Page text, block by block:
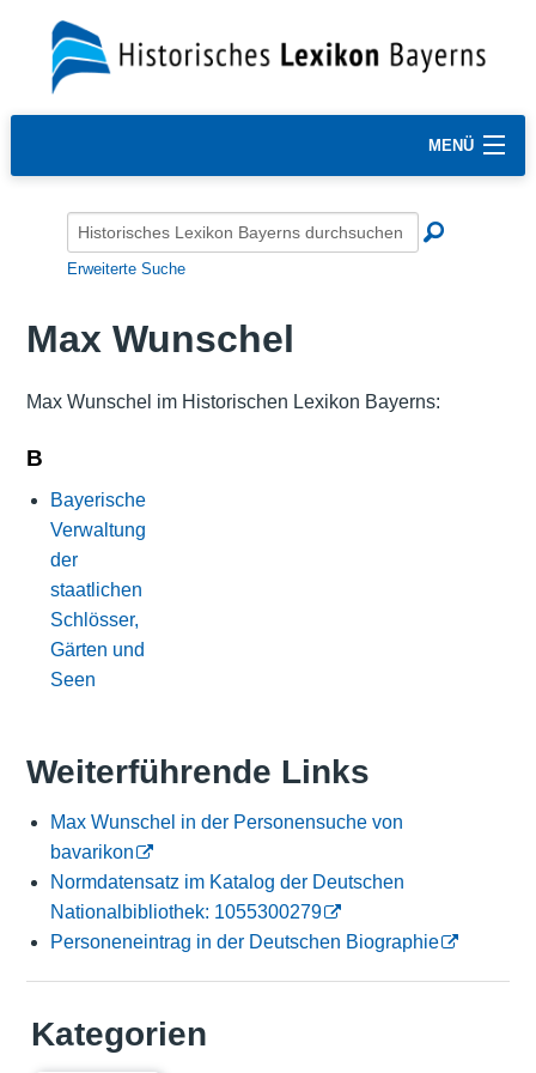
MENÜ
Erweiterte Suche
Max Wunschel
Max Wunschel im Historischen Lexikon Bayerns:
B
Bayerische
Verwaltung
der
staatlichen
Schlösser,
Gärten und
Seen
Weiterführende Links
Max Wunschel in der Personensuche von
bavarikon
Normdatensatz im Katalog der Deutschen
Nationalbibliothek: 1055300279
Personeneintrag in der Deutschen Biographie
Kategorien